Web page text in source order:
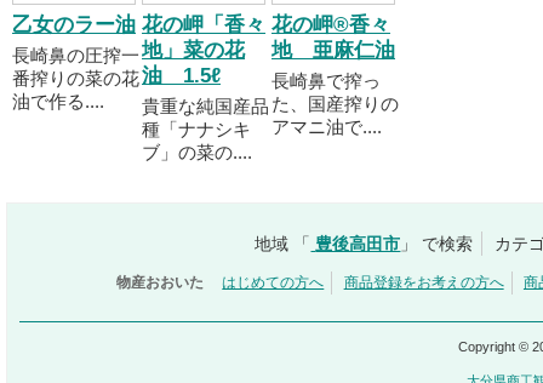
乙女のラー油
長崎鼻の圧搾一
番搾りの菜の花
油で作る....
花の岬「香々
地」菜の花
油 1.5ℓ
貴重な純国産品
種「ナナシキ
ブ」の菜の....
花の岬®香々
地 亜麻仁油
長崎鼻で搾っ
た、国産搾りの
アマニ油で....
地域 「 豊後高田市 」 で検索 カテ
物産おおいた はじめての方へ 商品登録をお考えの方へ 商
Copyright ©
大分県商工